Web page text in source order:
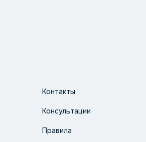
Контакты
Консультации
Правила